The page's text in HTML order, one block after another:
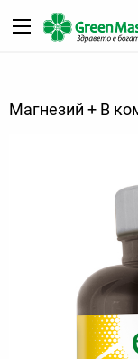
Магнезий + B